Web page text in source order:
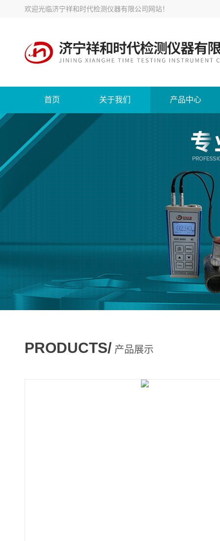
欢迎光临济宁祥和时代检测仪器有限公司网站！
首页 关于我们 产品中心
PRODUCTS/ 产品展示